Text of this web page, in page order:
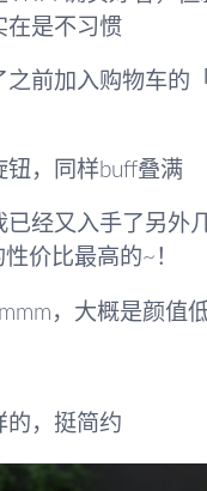
在是不习惯
前加入购物车的
钮，同样buff叠满
已经又入手了另外
价比最高的~！
，大概是颜值低
的，挺简约